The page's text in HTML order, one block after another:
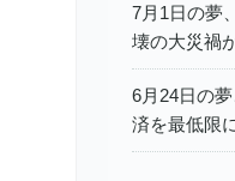
7月1日の夢
壊の大災禍
6月24日の
済を最低限